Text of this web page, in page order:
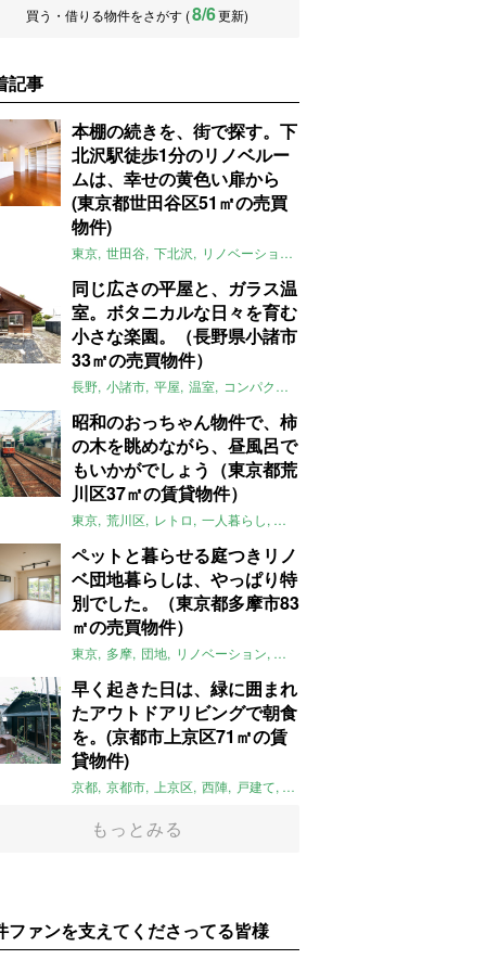
買う・借りる物件をさがす (8/6更新)
記事
本棚の続きを、街で探す。下
北沢駅徒歩1分のリノベルー
ムは、幸せの黄色い扉から
(東京都世田谷区51㎡の売買
物件)
東京 世田谷 下北沢 リノベーション
同じ広さの平屋と、ガラス温
室。ボタニカルな日々を育む
小さな楽園。（長野県小諸市
33㎡の売買物件）
長野 小諸市 平屋 温室 コンパクト
昭和のおっちゃん物件で、柿
の木を眺めながら、昼風呂で
もいかがでしょう（東京都荒
川区37㎡の賃貸物件）
東京 荒川区 レトロ 一人暮らし タイル
ペットと暮らせる庭つきリノ
ベ団地暮らしは、やっぱり特
別でした。（東京都多摩市83
㎡の売買物件）
東京 多摩 団地 リノベーション 庭
早く起きた日は、緑に囲まれ
たアウトドアリビングで朝食
を。(京都市上京区71㎡の賃
貸物件)
京都 京都市 上京区 西陣 戸建て 平屋
もっとみる
ファンを支えてくださってる皆様